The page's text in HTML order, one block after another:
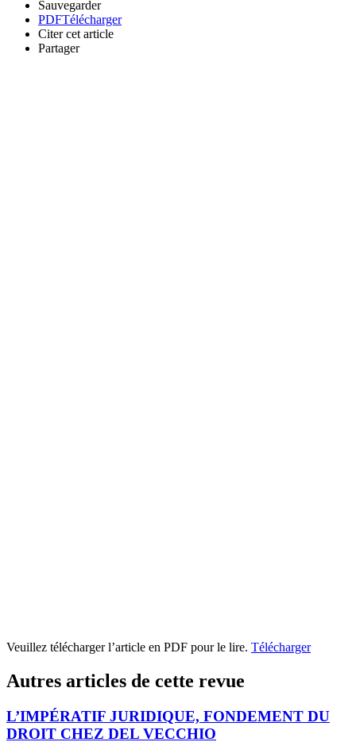
Sauvegarder
PDFTélécharger
Citer cet article
Partager
Veuillez télécharger l’article en PDF pour le lire. Télécharger
Autres articles de cette revue
L’IMPÉRATIF JURIDIQUE, FONDEMENT DU
DROIT CHEZ DEL VECCHIO